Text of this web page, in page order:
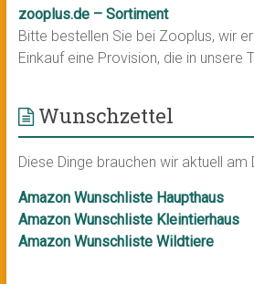
zooplus.de – Sortiment
Bitte bestellen Sie bei Zooplus, wir
Einkauf eine Provision, die in unsere
Wunschzettel
Diese Dinge brauchen wir aktuell am
Amazon Wunschliste Haupthaus
Amazon Wunschliste Kleintierhaus
Amazon Wunschliste Wildtiere